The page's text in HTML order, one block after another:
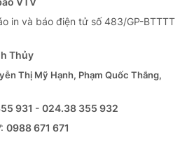
áp dụng quy định mới về đầu tư
soát dòng vốn, công nghệ và
an ninh quốc gia.